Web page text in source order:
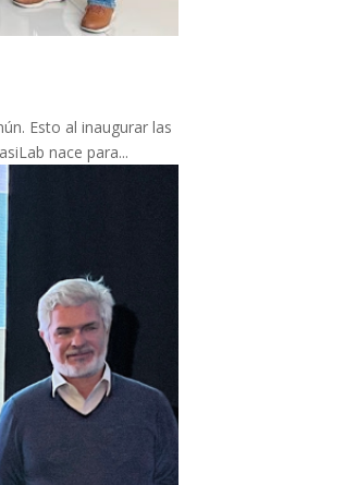
Esto al inaugurar las
nace para...